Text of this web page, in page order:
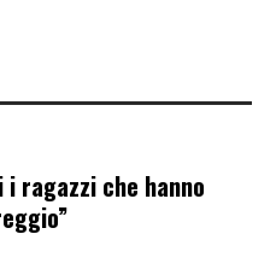
i ragazzi che hanno